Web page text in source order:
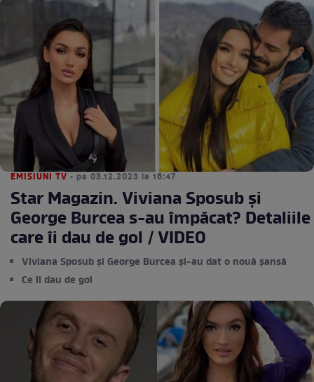
EMISIUNI TV • pe 03.12.2023 la 16:47
Star Magazin. Viviana Sposub și
George Burcea s-au împăcat? Detaliile
care îi dau de gol / VIDEO
Viviana Sposub și George Burcea și-au dat o nouă șansă
Ce îi dau de gol